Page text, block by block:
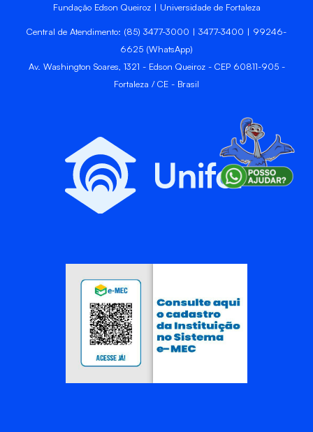
Fundação Edson Queiroz | Universidade de Fortaleza
Central de Atendimento: (85) 3477-3000 | 3477-3400 | 99246-
6625 (WhatsApp)
Av. Washington Soares, 1321 - Edson Queiroz - CEP 60811-905 -
Fortaleza / CE - Brasil